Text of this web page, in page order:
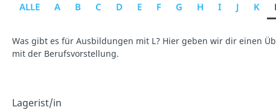
ALLE A B C D E F G H I J K
Was gibt es für Ausbildungen mit L? Hier geben wir dir einen
mit der Berufsvorstellung.
Lagerist/in